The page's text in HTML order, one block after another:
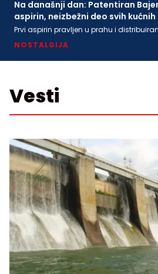
Na današnji dan: Patentiran
aspirin, neizbežni deo svih
Prvi aspirin pravljen u prahu i
NOSTALGIJA
Vesti